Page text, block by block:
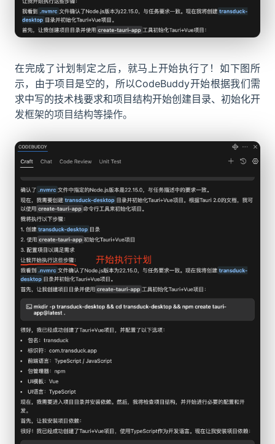
在完成了计划制定之后，就马上开始执行了！如下图所
示，由于项目是空的，所以CodeBuddy开始根据我们需
求中写的技术栈要求和项目结构开始创建目录、初始化开
发框架的项目结构等操作。